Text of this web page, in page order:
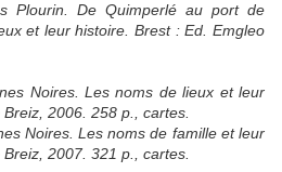
Plourin. De Quimperlé au port de
et leur histoire. Brest : Ed. Emgleo
Noires. Les noms de lieux et leur
2006. 258 p., cartes.
Noires. Les noms de famille et leur
2007. 321 p., cartes.